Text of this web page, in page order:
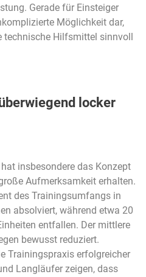
Gerade für Einsteiger
Möglichkeit dar,
Hilfsmittel sinnvoll
locker
insbesondere das Konzept
Aufmerksamkeit erhalten.
des Trainingsumfangs in
absolviert, während etwa 20
entfallen. Der mittlere
bewusst reduziert.
Trainingspraxis erfolgreicher
Langläufer zeigen, dass